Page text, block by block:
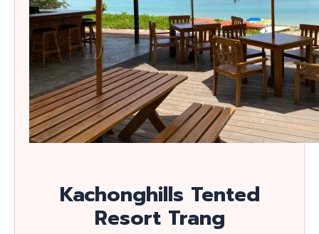
Kachonghills Tented
Resort Trang